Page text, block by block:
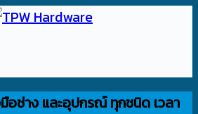
อช่าง และอุปกรณ์ ทุกชนิด เวลา